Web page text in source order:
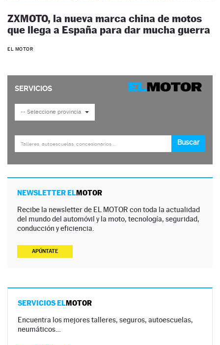
ZXMOTO, la nueva marca china de motos
que llega a España para dar mucha guerra
EL MOTOR
NEWSLETTER ELMOTOR
Recibe la newsletter de EL MOTOR con toda la actualidad
del mundo del automóvil y la moto, tecnología, seguridad,
conducción y eficiencia.
APÚNTATE
SERVICIOS ELMOTOR
Encuentra los mejores talleres, seguros, autoescuelas,
neumáticos…